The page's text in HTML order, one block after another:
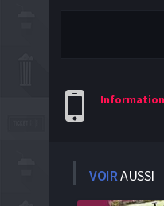
VOIRAUSSI